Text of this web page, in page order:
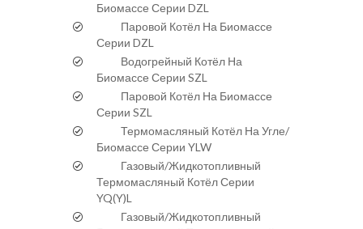
Биомассе Серии DZL
Паровой Котёл На Биомассе
Серии DZL
Водогрейный Котёл На
Биомассе Серии SZL
Паровой Котёл На Биомассе
Серии SZL
Термомасляный Котёл На Угле/
Биомассе Серии YLW
Газовый/Жидкотопливный
Термомасляный Котёл Серии
YQ(Y)L
Газовый/Жидкотопливный